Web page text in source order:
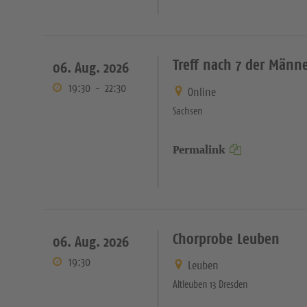
06. Aug. 2026
19:30 - 22:30
Treff nach 7 der
Online
Sachsen
Permalink
06. Aug. 2026
19:30
Chorprobe Leuben
Leuben
Altleuben 13 Dresden